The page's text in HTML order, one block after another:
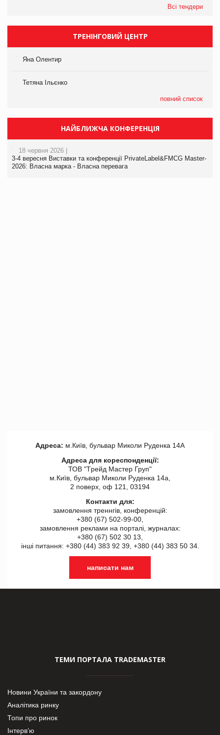
Всі тендери
ТРЕНІНГОВИЙ ЦЕНТР
Яна Олентир
Тетяна Ільєнко
повний список
НАЙБЛИЖЧА КОНФЕРЕНЦІЯ
18 червня 2026 |
3-4 вересня Виставки та конференції PrivateLabel&FMCG Master-
2026: Власна марка - Власна перевага
Адреса: м.Київ, бульвар Миколи Руденка 14А
Адреса для кореспонденції:
ТОВ "Tрейд Мастер Груп"
м.Київ, бульвар Миколи Руденка 14а,
2 поверх, оф 121, 03194
Контакти для:
замовлення треннгів, конференцій:
+380 (67) 502-99-00,
замовлення реклами на порталі, журналах:
+380 (67) 502 30 13,
інші питання: +380 (44) 383 92 39, +380 (44) 383 50 34.
написати нам
ТЕМИ ПОРТАЛА TRADEMASTER
Новини України та закордону
Аналітика ринку
Топи про ринок
Інтерв’ю